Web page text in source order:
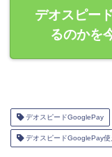
デオスピー
るのかを
デオスピードGooglePay
デオスピードGooglePay使